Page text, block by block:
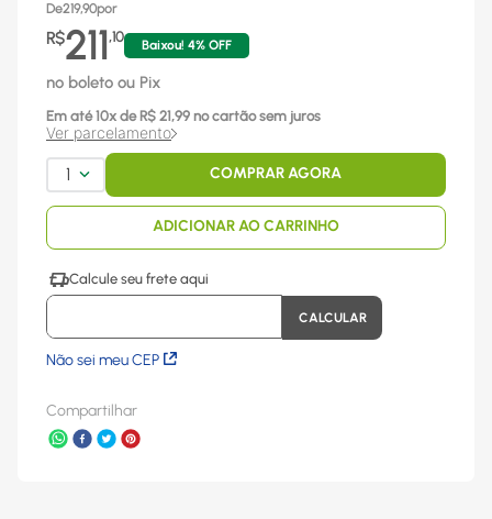
De219,90por
R$211,10
Baixou! 4% OFF
no boleto ou Pix
Em até 10x de R$ 21,99 no cartão sem juros
Ver parcelamento
1 COMPRAR AGORA
ADICIONAR AO CARRINHO
Não sei meu CEP
Compartilhar